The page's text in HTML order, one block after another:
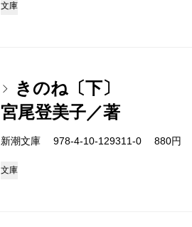
文庫
きのね〔下〕
宮尾登美子／著
新潮文庫 978-4-10-129311-0 880円
文庫